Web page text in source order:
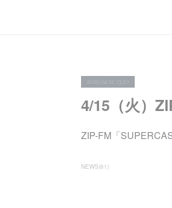
2025.04.02 13:20
4/15（火）
ZIP-FM「
NEWS(61)